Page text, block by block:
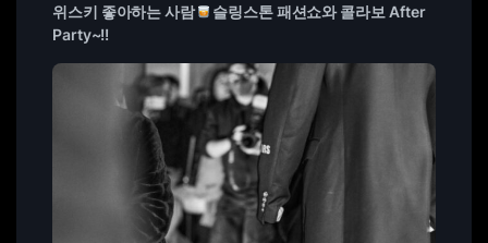
위스키 좋아하는 사람
슬링스톤 패션쇼와 콜라보 After
Party~!!